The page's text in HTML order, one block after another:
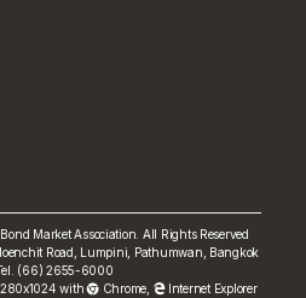
Market Association. All Rights Reserved
Road, Lumpini, Pathumwan, Bangkok
(66) 2655-6000
with Chrome
Internet Explorer